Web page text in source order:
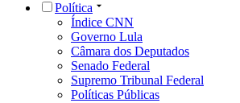
Política
Índice CNN
Governo Lula
Câmara dos Deputados
Senado Federal
Supremo Tribunal Federal
Políticas Públicas